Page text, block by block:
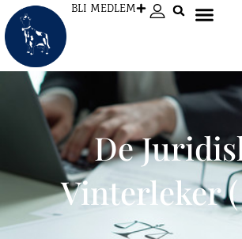
Hopp
rett
til
innholdet
BLI MEDLEM
De
Vinterleker